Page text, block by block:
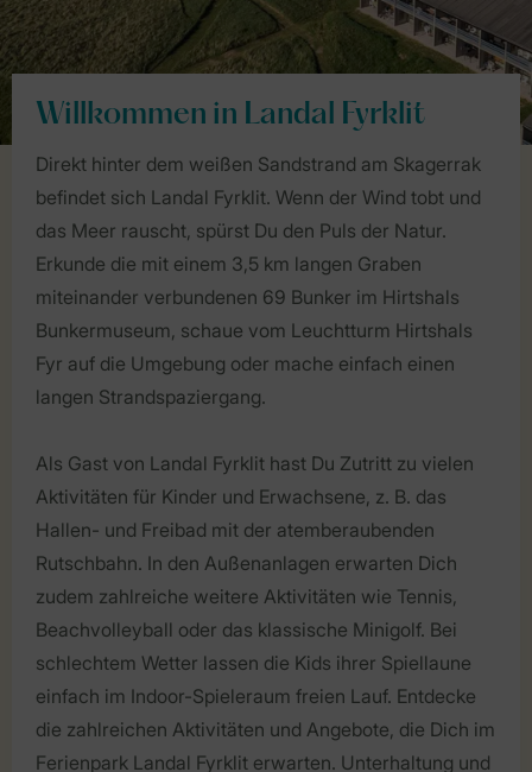
Willkommen in Landal Fyrklit
Direkt hinter dem weißen Sandstrand am Skagerrak
befindet sich Landal Fyrklit. Wenn der Wind tobt und
das Meer rauscht, spürst Du den Puls der Natur.
Erkunde die mit einem 3,5 km langen Graben
miteinander verbundenen 69 Bunker im Hirtshals
Bunkermuseum, schaue vom Leuchtturm Hirtshals
Fyr auf die Umgebung oder mache einfach einen
langen Strandspaziergang.
Als Gast von Landal Fyrklit hast Du Zutritt zu vielen
Aktivitäten für Kinder und Erwachsene, z. B. das
Hallen- und Freibad mit der atemberaubenden
Rutschbahn. In den Außenanlagen erwarten Dich
zudem zahlreiche weitere Aktivitäten wie Tennis,
Beachvolleyball oder das klassische Minigolf. Bei
schlechtem Wetter lassen die Kids ihrer Spiellaune
einfach im Indoor-Spieleraum freien Lauf. Entdecke
die zahlreichen Aktivitäten und Angebote, die Dich im
Ferienpark Landal Fyrklit erwarten. Unterhaltung und